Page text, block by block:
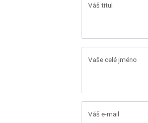
Váš titul
Vaše celé jméno
Váš e-mail